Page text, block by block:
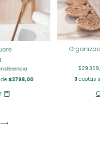
de$3798,00
3 cuotas